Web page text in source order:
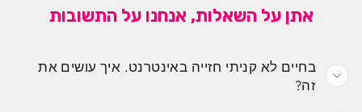
אתן על השאלות, אנחנו על התשובות
בחיים לא קניתי חזייה באינטרנט. איך עושים את
זה?